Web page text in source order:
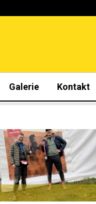
Galerie Kontakt